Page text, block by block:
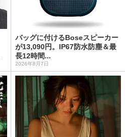
バッグに付けるBoseスピーカー
が13,090円。IP67防水防塵＆最
長12時間...
2026年8月7日